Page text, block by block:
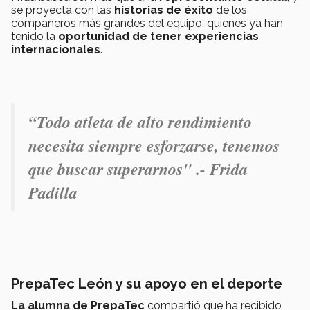
se proyecta con las historias de éxito de los
compañeros más grandes del equipo, quienes ya han
tenido la oportunidad de tener experiencias
internacionales.
“Todo atleta de alto rendimiento
necesita siempre esforzarse,tenemos
que buscar superarnos" .- Frida
Padilla
PrepaTec León y su apoyo en el deporte
La alumna de PrepaTec compartió que ha recibido